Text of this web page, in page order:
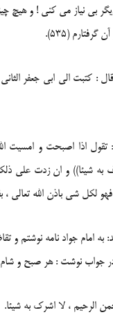
بى نياز مى كنى ! و هيچ
(535).
: كتبت الى ابى جعفر الثانى
اذا اصبحت و امسيت
به شيئا)) و ان زدت على
لكل شى باذن الله تعالى ،
امام جواد نامه نوشتم و
جواب نوشت : هر صبح و
الرحيم ، لا اشرك به شيئا.